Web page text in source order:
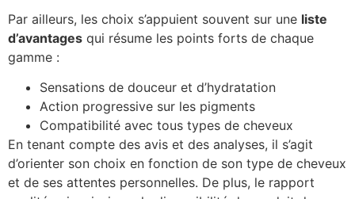
Par ailleurs, les choix s’appuient souvent sur une liste
d’avantages qui résume les points forts de chaque
gamme :
Sensations de douceur et d’hydratation
Action progressive sur les pigments
Compatibilité avec tous types de cheveux
En tenant compte des avis et des analyses, il s’agit
d’orienter son choix en fonction de son type de cheveux
et de ses attentes personnelles. De plus, le rapport